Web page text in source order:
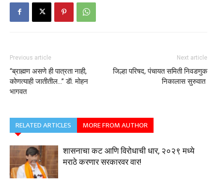
Previous article
“ब्राह्मण असणे ही पात्रता नाही,
कोणत्याही जातीतील…” डॅा. मोहन
भागवत
Next article
जिल्हा परिषद, पंचायत समिती निवडणुक
निकालास सुरुवात
RELATED ARTICLES MORE FROM AUTHOR
शासनाचा कट आणि विरोधाची धार, २०२९ मध्ये
मराठे करणार सरकारवर वार!